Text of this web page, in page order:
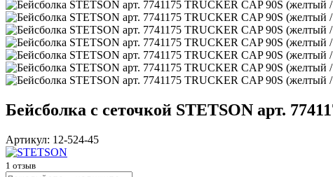
Бейсболка с сеточкой STETSON арт.
Артикул: 12-524-45
1 отзыв